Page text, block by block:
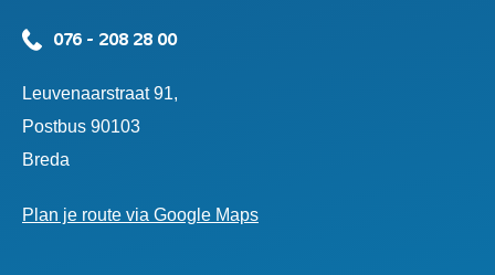
076 - 208 28 00
Leuvenaarstraat 91,
Postbus 90103
Breda
Plan je route via Google Maps